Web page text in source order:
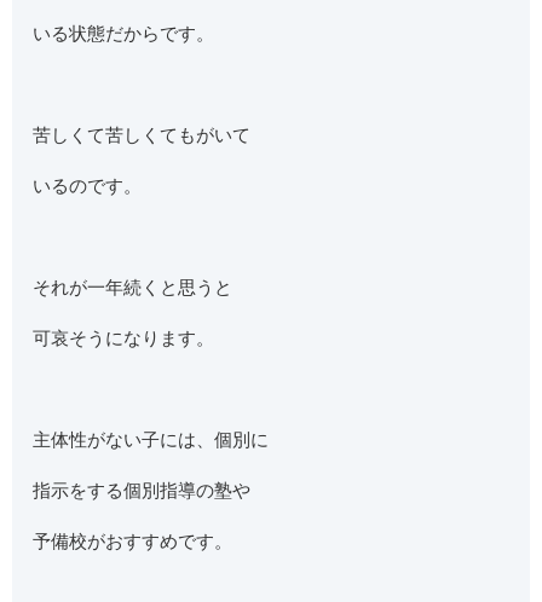
いる状態だからです。
苦しくて苦しくてもがいて
いるのです。
それが一年続くと思うと
可哀そうになります。
主体性がない子には、個別に
指示をする個別指導の塾や
予備校がおすすめです。